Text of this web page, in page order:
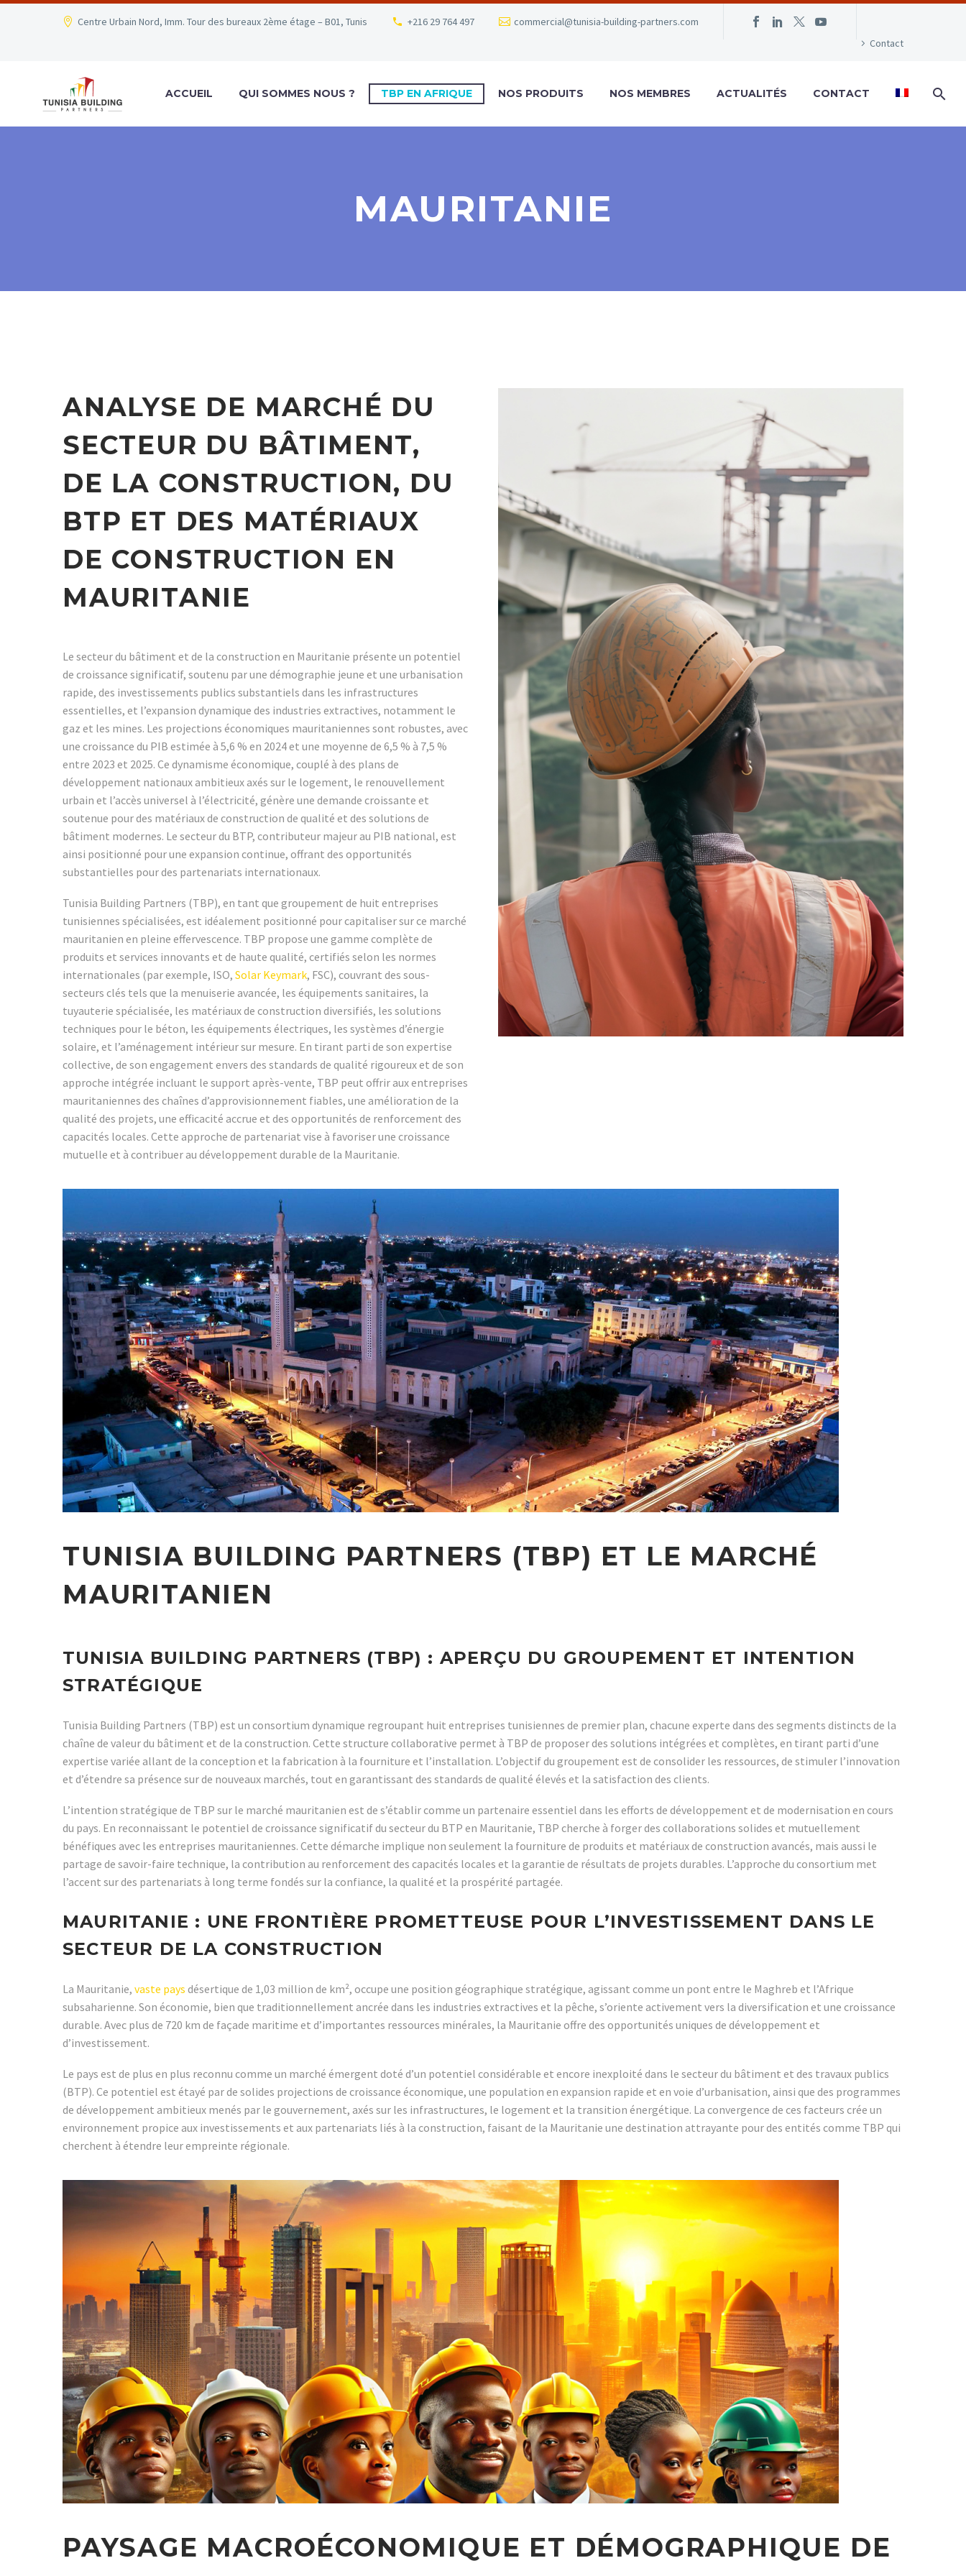
Centre Urbain Nord, Imm. Tour des bureaux 2ème étage – B01, Tunis +216 29 764 497
commercial@tunisia-building-partners.com
Contact
ACCUEIL QUI SOMMES NOUS ? TBP EN AFRIQUE NOS PRODUITS NOS MEMBRES ACTUALITÉS CONTACT
MAURITANIE
ANALYSE DE MARCHÉ DU
SECTEUR DU BÂTIMENT,
DE LA CONSTRUCTION, DU
BTP ET DES MATÉRIAUX
DE CONSTRUCTION EN
MAURITANIE
Le secteur du bâtiment et de la construction en Mauritanie présente un potentiel
de croissance significatif, soutenu par une démographie jeune et une urbanisation
rapide, des investissements publics substantiels dans les infrastructures
essentielles, et l’expansion dynamique des industries extractives, notamment le
gaz et les mines. Les projections économiques mauritaniennes sont robustes, avec
une croissance du PIB estimée à 5,6 % en 2024 et une moyenne de 6,5 % à 7,5 %
entre 2023 et 2025. Ce dynamisme économique, couplé à des plans de
développement nationaux ambitieux axés sur le logement, le renouvellement
urbain et l’accès universel à l’électricité, génère une demande croissante et
soutenue pour des matériaux de construction de qualité et des solutions de
bâtiment modernes. Le secteur du BTP, contributeur majeur au PIB national, est
ainsi positionné pour une expansion continue, offrant des opportunités
substantielles pour des partenariats internationaux.
Tunisia Building Partners (TBP), en tant que groupement de huit entreprises
tunisiennes spécialisées, est idéalement positionné pour capitaliser sur ce marché
mauritanien en pleine effervescence. TBP propose une gamme complète de
produits et services innovants et de haute qualité, certifiés selon les normes
internationales (par exemple, ISO, Solar Keymark, FSC), couvrant des sous-
secteurs clés tels que la menuiserie avancée, les équipements sanitaires, la
tuyauterie spécialisée, les matériaux de construction diversifiés, les solutions
techniques pour le béton, les équipements électriques, les systèmes d’énergie
solaire, et l’aménagement intérieur sur mesure. En tirant parti de son expertise
collective, de son engagement envers des standards de qualité rigoureux et de son
approche intégrée incluant le support après-vente, TBP peut offrir aux entreprises
mauritaniennes des chaînes d’approvisionnement fiables, une amélioration de la
qualité des projets, une efficacité accrue et des opportunités de renforcement des
capacités locales. Cette approche de partenariat vise à favoriser une croissance
mutuelle et à contribuer au développement durable de la Mauritanie.
TUNISIA BUILDING PARTNERS (TBP) ET LE MARCHÉ
MAURITANIEN
TUNISIA BUILDING PARTNERS (TBP) : APERÇU DU GROUPEMENT ET INTENTION
STRATÉGIQUE
Tunisia Building Partners (TBP) est un consortium dynamique regroupant huit entreprises tunisiennes de premier plan, chacune experte dans des segments distincts de la
chaîne de valeur du bâtiment et de la construction. Cette structure collaborative permet à TBP de proposer des solutions intégrées et complètes, en tirant parti d’une
expertise variée allant de la conception et la fabrication à la fourniture et l’installation. L’objectif du groupement est de consolider les ressources, de stimuler l’innovation
et d’étendre sa présence sur de nouveaux marchés, tout en garantissant des standards de qualité élevés et la satisfaction des clients.
L’intention stratégique de TBP sur le marché mauritanien est de s’établir comme un partenaire essentiel dans les efforts de développement et de modernisation en cours
du pays. En reconnaissant le potentiel de croissance significatif du secteur du BTP en Mauritanie, TBP cherche à forger des collaborations solides et mutuellement
bénéfiques avec les entreprises mauritaniennes. Cette démarche implique non seulement la fourniture de produits et matériaux de construction avancés, mais aussi le
partage de savoir-faire technique, la contribution au renforcement des capacités locales et la garantie de résultats de projets durables. L’approche du consortium met
l’accent sur des partenariats à long terme fondés sur la confiance, la qualité et la prospérité partagée.
MAURITANIE : UNE FRONTIÈRE PROMETTEUSE POUR L’INVESTISSEMENT DANS LE
SECTEUR DE LA CONSTRUCTION
La Mauritanie, vaste pays désertique de 1,03 million de km², occupe une position géographique stratégique, agissant comme un pont entre le Maghreb et l’Afrique
subsaharienne. Son économie, bien que traditionnellement ancrée dans les industries extractives et la pêche, s’oriente activement vers la diversification et une croissance
durable. Avec plus de 720 km de façade maritime et d’importantes ressources minérales, la Mauritanie offre des opportunités uniques de développement et
d’investissement.
Le pays est de plus en plus reconnu comme un marché émergent doté d’un potentiel considérable et encore inexploité dans le secteur du bâtiment et des travaux publics
(BTP). Ce potentiel est étayé par de solides projections de croissance économique, une population en expansion rapide et en voie d’urbanisation, ainsi que des programmes
de développement ambitieux menés par le gouvernement, axés sur les infrastructures, le logement et la transition énergétique. La convergence de ces facteurs crée un
environnement propice aux investissements et aux partenariats liés à la construction, faisant de la Mauritanie une destination attrayante pour des entités comme TBP qui
cherchent à étendre leur empreinte régionale.
PAYSAGE MACROÉCONOMIQUE ET DÉMOGRAPHIQUE DE